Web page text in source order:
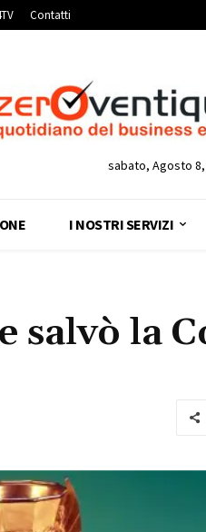
Contatti
sabato, Agosto 8,
I NOSTRI SERVIZI
salvò la